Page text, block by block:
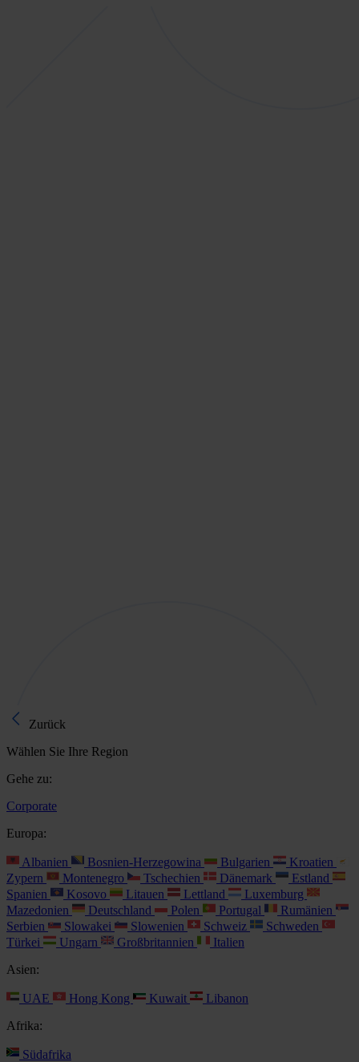
Zurück
Wählen Sie Ihre Region
Gehe zu:
Corporate
Europa:
Albanien Bosnien-Herzegowina Bulgarien
Kroatien
Zypern
Montenegro Tschechien Dänemark
Estland
Spanien
Kosovo Litauen Lettland
Luxemburg
Mazedonien
Deutschland Polen Portugal
Rumänien
Serbien
Slowakei Slowenien Schweiz
Schweden
Türkei
Ungarn Großbritannien
Italien
Asien:
UAE Hong Kong Kuwait
Libanon
Afrika:
Südafrika